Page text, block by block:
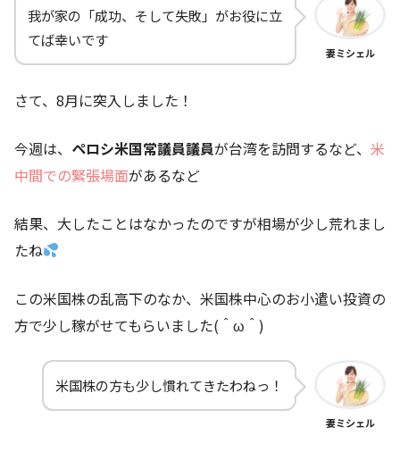
我が家の「成功、そして失敗」がお役に立
てば幸いです
妻ミシェル
さて、8月に突入しました！
今週は、 ペロシ米国常議員議員が台湾を訪問するなど、 米
中間での緊張場面があるなど
結果、大したことはなかったのですが相場が少し荒れまし
たね
この米国株の乱高下のなか、米国株中心のお小遣い投資の
方で少し稼がせてもらいました(＾ω＾)
米国株の方も少し慣れてきたわねっ！
妻ミシェル